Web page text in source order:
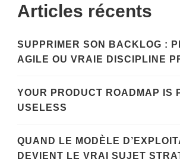
Articles récents
SUPPRIMER SON BACKLOG :
AGILE OU VRAIE DISCIPLINE
YOUR PRODUCT ROADMAP IS
USELESS
QUAND LE MODÈLE
DEVIENT LE VRAI SUJET